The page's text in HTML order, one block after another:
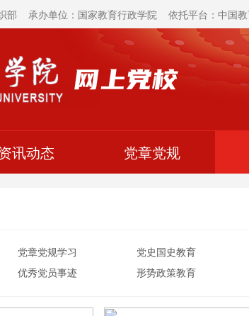
部 承办单位：国家教育行政学院 依托平台：中国教
讯动态 党章党规
党章党规学习 党史国史教育
优秀党员事迹 形势政策教育